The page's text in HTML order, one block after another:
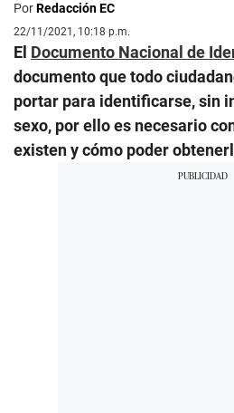
PorRedacción EC
22/11/2021, 10:18 p.m.
El Documento Nacional de
documento que todo
portar para identificarse, sin
sexo, por ello es necesario
existen y cómo poder